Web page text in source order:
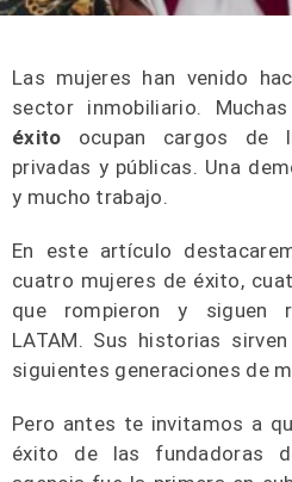
Las mujeres han venido
sector inmobiliario.
éxito ocupan cargos de
privadas y públicas. Una
y mucho trabajo.
En este artículo
cuatro mujeres de éxito,
que rompieron y siguen
LATAM. Sus historias
siguientes generaciones de
Pero antes te invitamos a
éxito de las fundadoras